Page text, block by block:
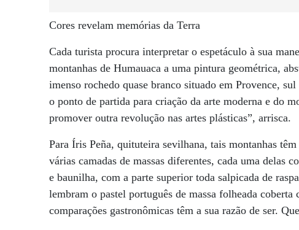
Cores revelam memórias da Terra
Cada turista procura interpretar o espetáculo à sua
montanhas de Humauaca a uma pintura geométrica,
imenso rochedo quase branco situado em Provence,
o ponto de partida para criação da arte moderna e do
promover outra revolução nas artes plásticas”, arrisca.
Para Íris Peña, quituteira sevilhana, tais montanhas
várias camadas de massas diferentes, cada uma delas
e baunilha, com a parte superior toda salpicada de
lembram o pastel português de massa folheada
comparações gastronômicas têm a sua razão de ser.